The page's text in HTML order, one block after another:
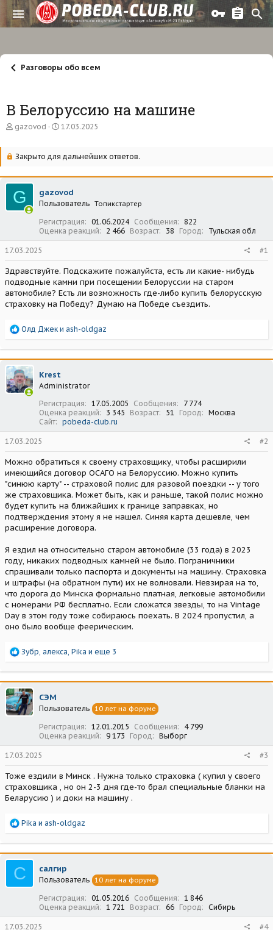
Разговоры обо всем
В Белоруссию на машине
А
о
т
е
м
ы
gazovod
Д
а
а
а
л
17.03.2025
Закрыто для дальнейших ответов.
G gazovod
Пользователь Топикстартер
Регистрация 01.06.2024 Сообщения
822
Оценка реакций
2 466 Возраст 38 Город Тульская обл
17.03.2025 #1
Здравствуйте. Подскажите пожалуйста, есть ли какие- нибудь
подводные камни при посещении Белоруссии на старом
автомобиле? Есть ли возможность где-либо купить белорусскую
страховку на Победу? Думаю на Победе съездить.
Р
а
к
ц
и
и
Олд Джек и ash-oldgaz
Krest
Administrator
Регистрация
17.05.2005 Сообщения
7 774
Оценка реакций
3 345 Возраст 51 Город
Москва
Сайт
pobeda-club.ru
17.03.2025 #2
Можно обратиться к своему страховщику, чтобы расширили
имеющийся договор ОСАГО на Белоруссию. Можно купить
"синюю карту" -- страховой полис для разовой поездки -- у того
же страховщика. Может быть, как и раньше, такой полис можно
будет купить на ближайших к границе заправках, но
подтверждения этому я не нашел. Синяя карта дешевле, чем
расширение договора.
Я ездил на относительно старом автомобиле (33 года) в 2023
году, никаких подводных камней не было. Пограничники
спрашивали только паспорта и документы на машину. Страховка
и штрафы (на обратном пути) их не волновали. Невзирая на то,
что дорога до Минска формально платная, легковые автомобили
с номерами РФ бесплатно. Если сложатся звезды, то на Vintage
Day в этом году тоже собираюсь поехать. В 2024 пропустил, а
оно было вообще феерическим.
Р
а
к
ц
и
и
Зубр, алекса, Pika и еще 3
СЭМ
Пользователь 10 лет на форуме
Регистрация 12.01.2015 Сообщения
4 799
Оценка реакций
9 173 Город Выборг
17.03.2025 #3
Тоже ездили в Минск . Нужна только страховка ( купил у своего
страховщика , но он 2-3 дня где-то брал специальные бланки на
Беларусию ) и доки на машину .
Р
а
к
ц
и
и
Pika и ash-oldgaz
С салгир
Пользователь 10 лет на форуме
Регистрация 01.05.2016 Сообщения
1 846
Оценка реакций
1 721 Возраст 66 Город Сибирь
17.03.2025 #4